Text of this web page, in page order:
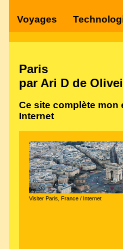
Voyages
Paris
par Ari D de
Ce site complète mon
Internet
Visiter Paris, France / Internet